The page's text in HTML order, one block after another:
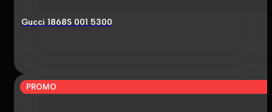
Gucci 1868S 001 5300
PROMO